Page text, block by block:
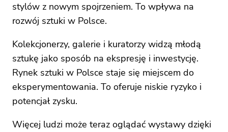
stylów z nowym spojrzeniem. To wpływa na
rozwój sztuki w Polsce.
Kolekcjonerzy, galerie i kuratorzy widzą młodą
sztukę jako sposób na ekspresję i inwestycję.
Rynek sztuki w Polsce staje się miejscem do
eksperymentowania. To oferuje niskie ryzyko i
potencjał zysku.
Więcej ludzi może teraz oglądać wystawy dzięki